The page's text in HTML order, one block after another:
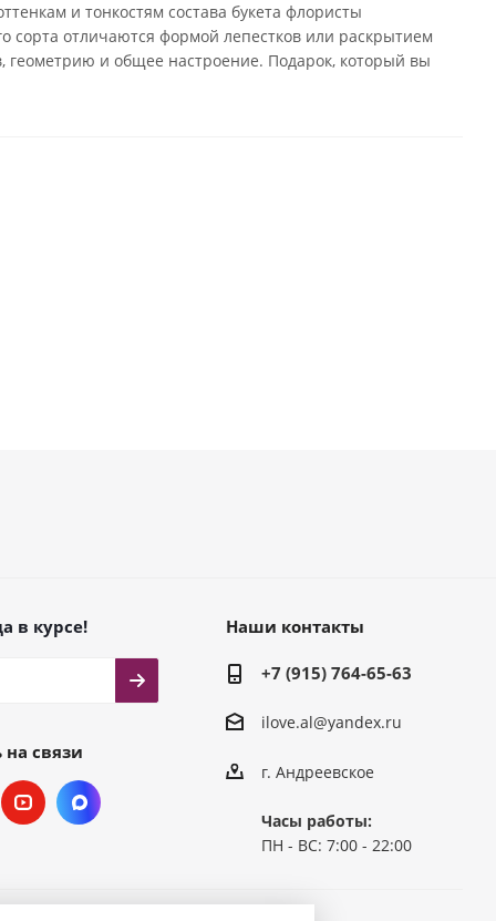
и тонкостям состава букета флористы
отличаются формой лепестков или раскрытием
геометрию и общее настроение. Подарок, который вы
в курсе!
на связи
Наши контакты
+7 (915) 764-65-63
ilove.al@yandex.ru
г. Андреевское
Часы работы:
ПН - ВС: 7:00 - 22:00